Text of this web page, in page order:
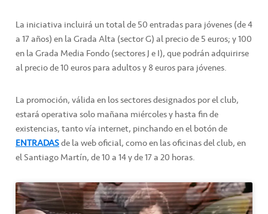
La iniciativa incluirá un total de 50 entradas para jóvenes (de 4
a 17 años) en la Grada Alta (sector G) al precio de 5 euros; y 100
en la Grada Media Fondo (sectores J e I), que podrán adquirirse
al precio de 10 euros para adultos y 8 euros para jóvenes.
La promoción, válida en los sectores designados por el club,
estará operativa solo mañana miércoles y hasta fin de
existencias, tanto vía internet, pinchando en el botón de
ENTRADASde la web oficial, como en las oficinas del club, en
el Santiago Martín, de 10 a 14 y de 17 a 20 horas.